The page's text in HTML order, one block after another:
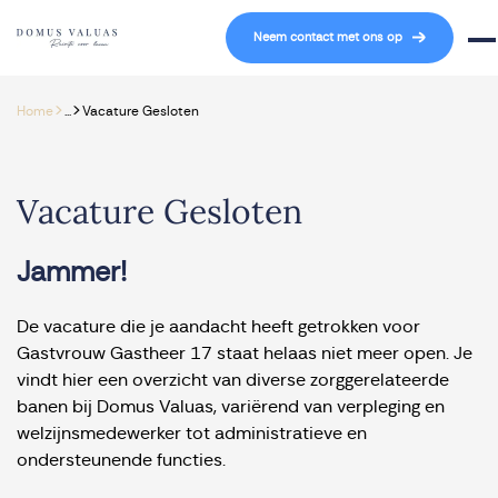
Navigatie overslaan
Neem contact met ons op
Home> >Vacature Gesloten
Vacature Gesloten
Jammer!
De vacature die je aandacht heeft getrokken voor
Gastvrouw Gastheer 17 staat helaas niet meer open. Je
vindt hier een overzicht van diverse zorggerelateerde
banen bij Domus Valuas, variërend van verpleging en
welzijnsmedewerker tot administratieve en
ondersteunende functies.